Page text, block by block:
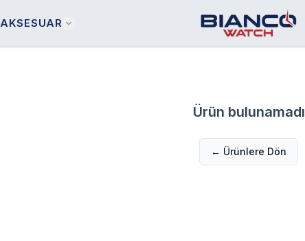
AKSESUAR
Ürün bulunamadı
← Ürünlere Dön